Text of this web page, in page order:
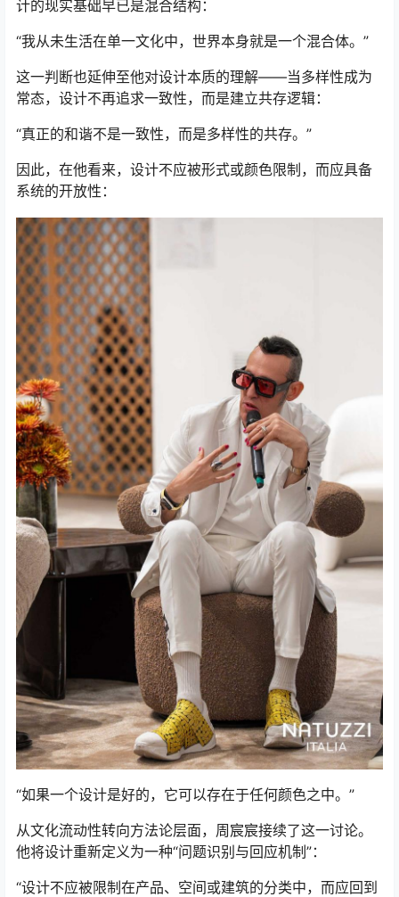
计的现实基础早已是混合结构：
“我从未生活在单一文化中，世界本身就是一个混合体。”
这一判断也延伸至他对设计本质的理解——当多样性成为
常态，设计不再追求一致性，而是建立共存逻辑：
“真正的和谐不是一致性，而是多样性的共存。”
因此，在他看来，设计不应被形式或颜色限制，而应具备
系统的开放性：
“如果一个设计是好的，它可以存在于任何颜色之中。”
从文化流动性转向方法论层面，周宸宸接续了这一讨论。
他将设计重新定义为一种“问题识别与回应机制”：
“设计不应被限制在产品、空间或建筑的分类中，而应回到